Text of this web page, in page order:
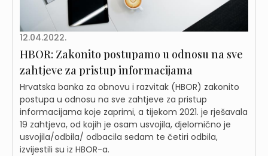
12.04.2022.
HBOR: Zakonito postupamo u odnosu na sve
zahtjeve za pristup informacijama
Hrvatska banka za obnovu i razvitak (HBOR) zakonito
postupa u odnosu na sve zahtjeve za pristup
informacijama koje zaprimi, a tijekom 2021. je rješavala
19 zahtjeva, od kojih je osam usvojila, djelomično je
usvojila/odbila/ odbacila sedam te četiri odbila,
izvijestili su iz HBOR-a.